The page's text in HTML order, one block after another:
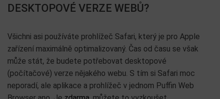
DESKTOPOVÉ VERZE WEBŮ?
Všichni asi používáte prohlížeč Safari, který je pro Apple
zařízení maximálně optimalizovaný. Čas od času se však
může stát, že budete potřebovat desktopové
(počítačové) verze nějakého webu. S tím si Safari moc
neporadí, ale aplikace a prohlížeč v jednom Puffin Web